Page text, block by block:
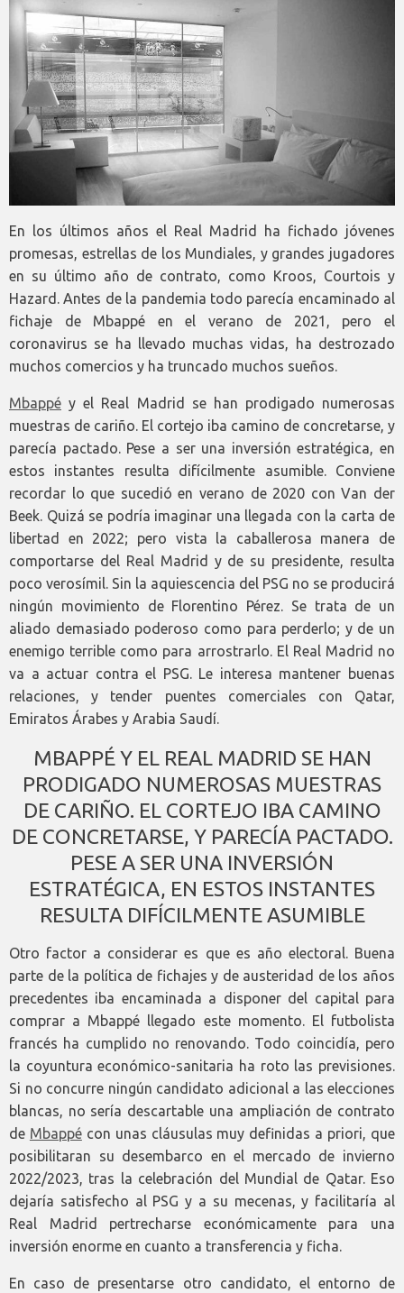
En los últimos años el Real Madrid ha fichado jóvenes
promesas, estrellas de los Mundiales, y grandes jugadores
en su último año de contrato, como Kroos, Courtois y
Hazard. Antes de la pandemia todo parecía encaminado al
fichaje de Mbappé en el verano de 2021, pero el
coronavirus se ha llevado muchas vidas, ha destrozado
muchos comercios y ha truncado muchos sueños.
Mbappé y el Real Madrid se han prodigado numerosas
muestras de cariño. El cortejo iba camino de concretarse, y
parecía pactado. Pese a ser una inversión estratégica, en
estos instantes resulta difícilmente asumible. Conviene
recordar lo que sucedió en verano de 2020 con Van der
Beek. Quizá se podría imaginar una llegada con la carta de
libertad en 2022; pero vista la caballerosa manera de
comportarse del Real Madrid y de su presidente, resulta
poco verosímil. Sin la aquiescencia del PSG no se producirá
ningún movimiento de Florentino Pérez. Se trata de un
aliado demasiado poderoso como para perderlo; y de un
enemigo terrible como para arrostrarlo. El Real Madrid no
va a actuar contra el PSG. Le interesa mantener buenas
relaciones, y tender puentes comerciales con Qatar,
Emiratos Árabes y Arabia Saudí.
MBAPPÉ Y EL REAL MADRID SE HAN
PRODIGADO NUMEROSAS MUESTRAS
DE CARIÑO. EL CORTEJO IBA CAMINO
DE CONCRETARSE, Y PARECÍA PACTADO.
PESE A SER UNA INVERSIÓN
ESTRATÉGICA, EN ESTOS INSTANTES
RESULTA DIFÍCILMENTE ASUMIBLE
Otro factor a considerar es que es año electoral. Buena
parte de la política de fichajes y de austeridad de los años
precedentes iba encaminada a disponer del capital para
comprar a Mbappé llegado este momento. El futbolista
francés ha cumplido no renovando. Todo coincidía, pero
la coyuntura económico-sanitaria ha roto las previsiones.
Si no concurre ningún candidato adicional a las elecciones
blancas, no sería descartable una ampliación de contrato
de Mbappécon unas cláusulas muy definidas a priori, que
posibilitaran su desembarco en el mercado de invierno
2022/2023, tras la celebración del Mundial de Qatar. Eso
dejaría satisfecho al PSG y a su mecenas, y facilitaría al
Real Madrid pertrecharse económicamente para una
inversión enorme en cuanto a transferencia y ficha.
En caso de presentarse otro candidato, el entorno de